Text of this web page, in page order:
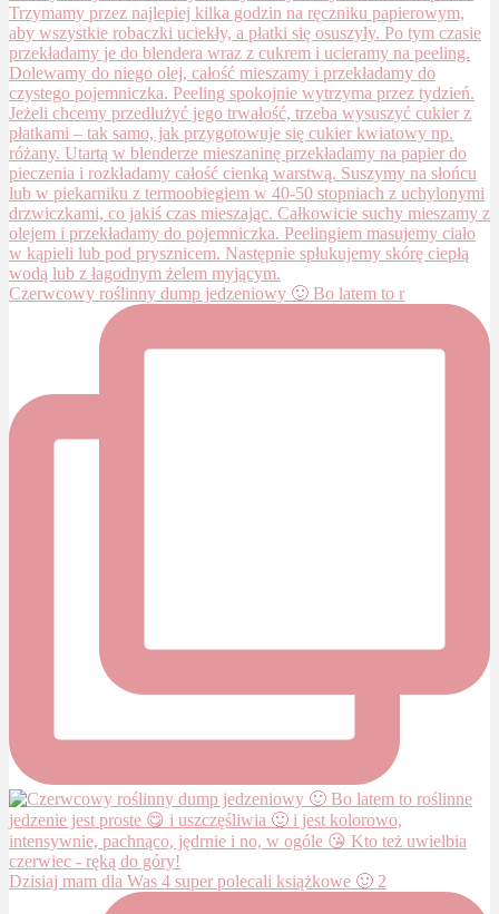
Czerwcowy roślinny dump jedzeniowy 🙂 Bo latem to r
Dzisiaj mam dla Was 4 super polecali książkowe 🙂 2